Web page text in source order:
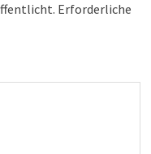
Erforderliche